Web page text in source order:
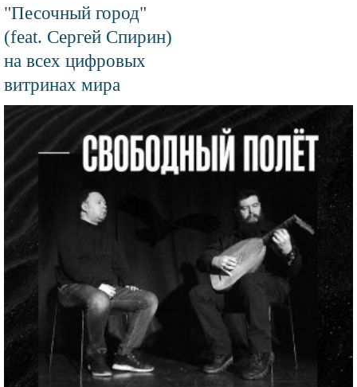
"Песочный город"
(feat. Сергей Спирин)
на всех цифровых
витринах мира
изображения